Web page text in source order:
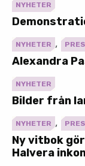
NYHETER
NYHETER ,
Alexandra
NYHETER
Bilder från
NYHETER ,
Ny vitbok
Halvera